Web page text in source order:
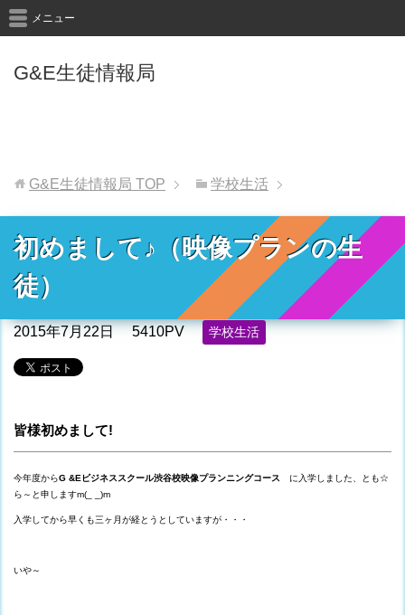
G&E生徒情報局
メニュー
G&E生徒情報局 TOP 学校生活
初めまして♪（映像プランの生
徒）
2015年7月22日 5410PV 学校生活
皆様初めまして!
今年度からG &Eビジネススクール渋谷校映像プランニングコース に入学しました、とも☆
ら～と申しますm(_ _)m
入学してから早くも三ヶ月が経とうとしていますが・・・
いや～